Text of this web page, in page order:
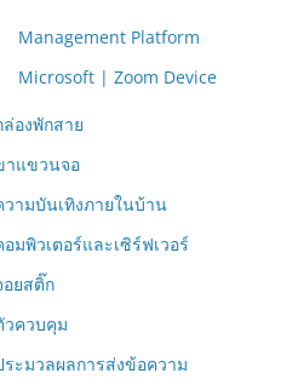
Management Platform
Microsoft | Zoom Device
ล่องพักสาย
าแขวนจอ
วามบันเทิงภายในบ้าน
อมพิวเตอร์และเซิร์ฟเวอร์
อยสติ๊ก
วควบคุม
ระมวลผลการส่งข้อความ